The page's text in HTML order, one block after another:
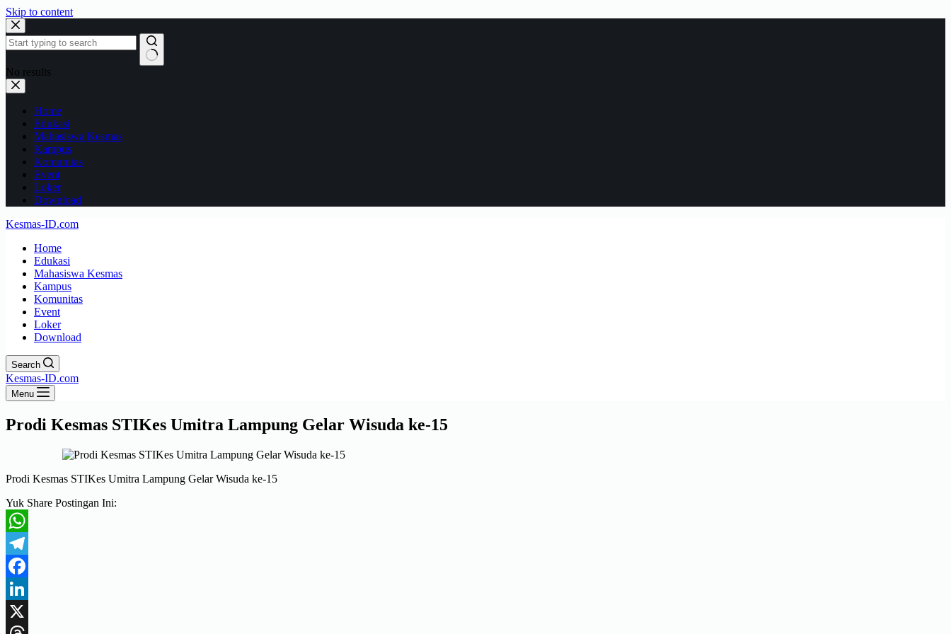
Skip to content
No results
Home
Edukasi
Mahasiswa Kesmas
Kampus
Komunitas
Event
Loker
Download
Kesmas-ID.com
Home
Edukasi
Mahasiswa Kesmas
Kampus
Komunitas
Event
Loker
Download
Search
Kesmas-ID.com
Menu
Prodi Kesmas STIKes Umitra Lampung Gelar Wisuda ke-15
Prodi Kesmas STIKes Umitra Lampung Gelar Wisuda ke-15
Yuk Share Postingan Ini:
WhatsApp
Telegram
Facebook
LinkedIn